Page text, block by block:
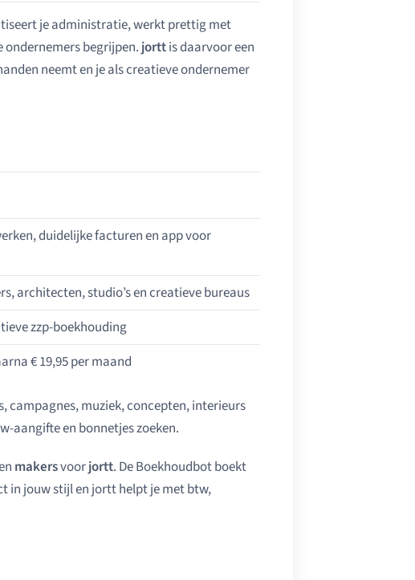
je administratie, werkt prettig met
begrijpen. jorttis daarvoor een
neemt en je als creatieve ondernemer
duidelijke facturen en app voor
architecten, studio’s en creatieve bureaus
zzp-boekhouding
€ 19,95 per maand
campagnes, muziek, concepten, interieurs
aangifte en bonnetjes zoeken.
makersvoorjortt. De Boekhoudbot boekt
in jouw stijl en jortt helpt je met btw,